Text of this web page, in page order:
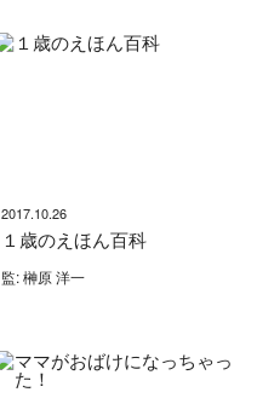
2017.10.26
１歳のえほん百科
監: 榊原 洋一